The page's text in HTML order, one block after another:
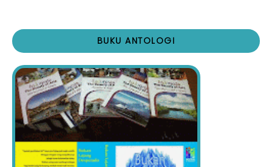
BUKU ANTOLOGI